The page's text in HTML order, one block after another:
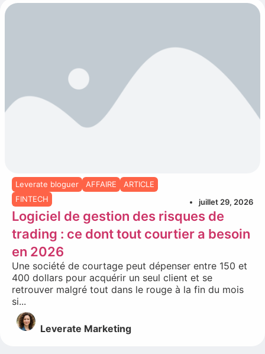
Leverate bloguer AFFAIRE
ARTICLE
FINTECH
juillet 29, 2026
Logiciel de gestion des risques de
trading : ce dont tout courtier a besoin
en 2026
Une société de courtage peut dépenser entre 150 et
400 dollars pour acquérir un seul client et se
retrouver malgré tout dans le rouge à la fin du mois
si...
Leverate Marketing